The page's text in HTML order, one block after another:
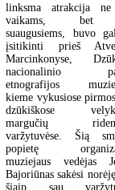
linksma atrakcija
vaikams,
suaugusiems, buvo
įsitikinti prieš
Marcinkonyse,
nacionalinio
etnografijos
kieme vykusiose
dzūkiškose
margučių
varžytuvėse. Šią
popietę
muziejaus vedėjas
Bajoriūnas sakėsi
šiaip sau